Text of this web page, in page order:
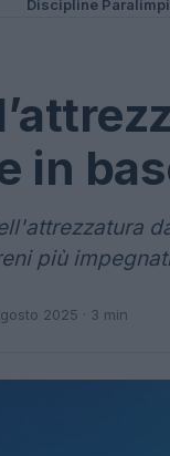
Discipline
in
più
2025 · 3 min